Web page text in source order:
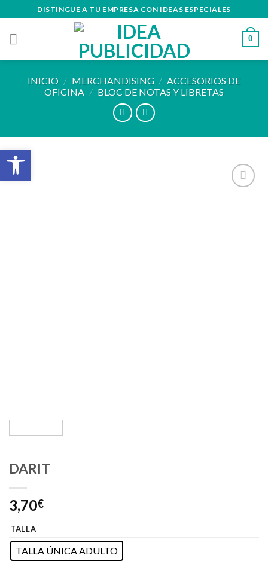
to
content
DISTINGUE A TU EMPRESA CON IDEAS ESPECIALES
0
INICIO / MERCHANDISING / ACCESORIOS DE
OFICINA / BLOC DE NOTAS Y LIBRETAS
DARIT
3,70€
TALLA
TALLA ÚNICA ADULTO
Abrir barra de herramientas